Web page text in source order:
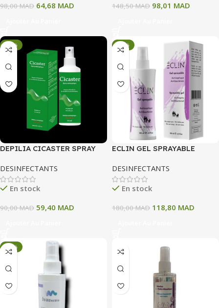
98,00MAD 64,68 MAD 148,50MAD 98,01 MAD
-34%
DEPILIA CICASTER SPRAY
DESINFECTANTS
En stock
90,00MAD 59,40 MAD
-34%
ECLIN GEL SPRAYABLE
ANTIBACTERIEN 125 ML
DESINFECTANTS
En stock
180,00MAD 118,80 MAD
-34%